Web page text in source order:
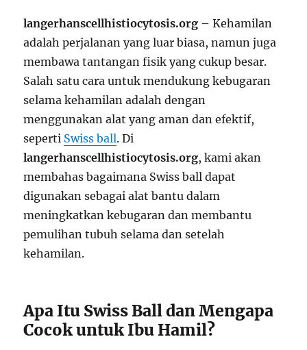
langerhanscellhistiocytosis.org –Kehamilan
adalah perjalanan yang luar biasa, namun juga
membawa tantangan fisik yang cukup besar.
Salah satu cara untuk mendukung kebugaran
selama kehamilan adalah dengan
menggunakan alat yang aman dan efektif,
seperti Swiss ball. Di
langerhanscellhistiocytosis.org, kami akan
membahas bagaimana Swiss ball dapat
digunakan sebagai alat bantu dalam
meningkatkan kebugaran dan membantu
pemulihan tubuh selama dan setelah
kehamilan.
Apa Itu Swiss Ball dan Mengapa
Cocok untuk Ibu Hamil?